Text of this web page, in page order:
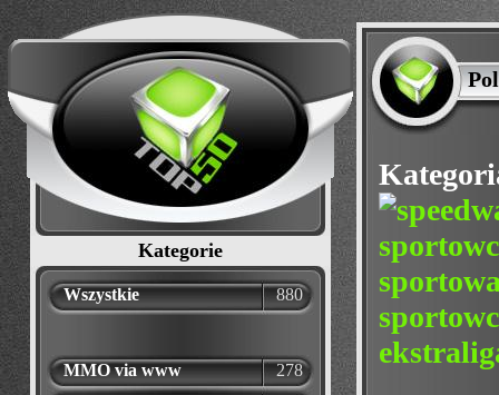
Kategorie
Wszystkie 880
MMO via www
278